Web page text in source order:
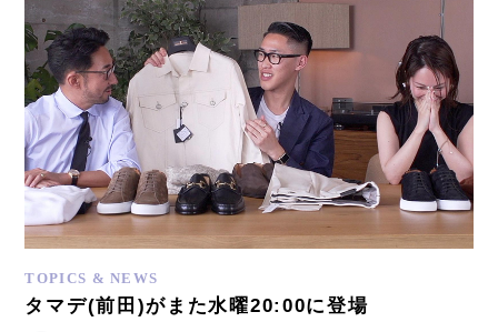
TOPICS & NEWS
タマデ(前田)がまた水曜20:00に登場